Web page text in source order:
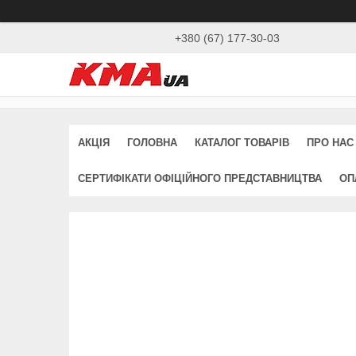
+380 (67) 177-30-03
АКЦІЯ ГОЛОВНА КАТАЛОГ ТОВАРІВ ПРО НАС
СЕРТИФІКАТИ ОФІЦІЙНОГО ПРЕДСТАВНИЦТВА